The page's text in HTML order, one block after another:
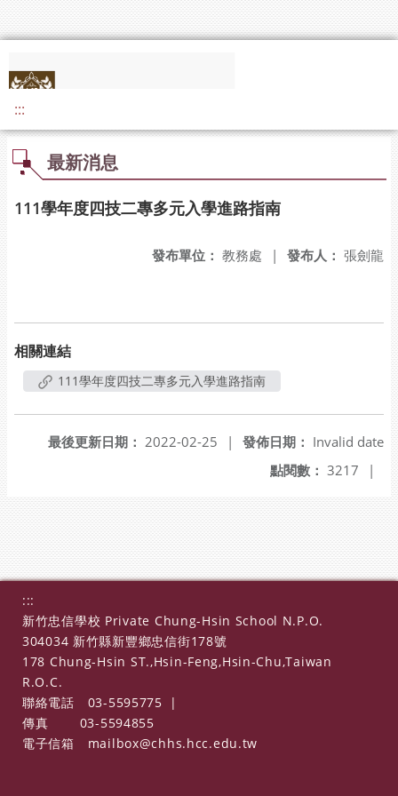
:::
最新消息
111學年度四技二專多元入學進路指南
發布人： 張劍龍
發布單位： 教務處 |
相關連結
111學年度四技二專多元入學進路指南
發佈日期： Invalid date
最後更新日期： 2022-02-25
|
點閱數： 3217 |
:::
新竹忠信學校 Private Chung-Hsin School N.P.O.
304034 新竹縣新豐鄉忠信街178號
178 Chung-Hsin ST.,Hsin-Feng,Hsin-Chu,Taiwan
R.O.C.
聯絡電話
03-5595775
|
傳真
03-5594855
電子信箱
mailbox@chhs.hcc.edu.tw